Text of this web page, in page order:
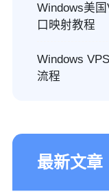
Windows美
口映射教程
Windows
流程
最新文章